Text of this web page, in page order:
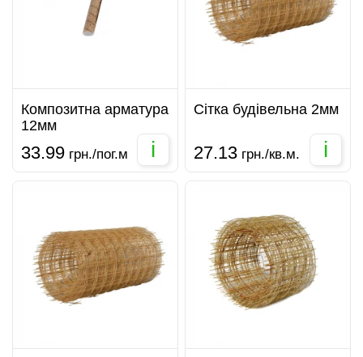
Композитна арматура
12мм
33.99 грн./пог.м i
Сітка будівельна 2мм
27.13 грн./кв.м. i